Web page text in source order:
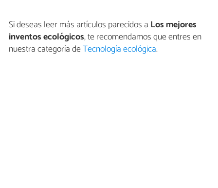
Si deseas leer más artículos parecidos a Los mejores
inventos ecológicos, te recomendamos que entres en
nuestra categoría deTecnología ecológica.